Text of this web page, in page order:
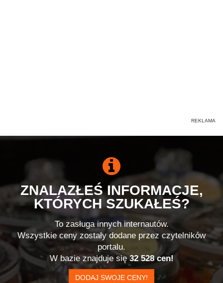
ZNALAZŁEŚ INFORMACJE,
KTÓRYCH SZUKAŁEŚ?
To zasługa innych internautów.
Wszystkie ceny zostały dodane przez czytelników
portalu.
W bazie znajduje się32 528 cen!
DODAJ SWOJE CENY!